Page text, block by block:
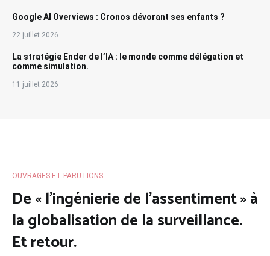
Google AI Overviews : Cronos dévorant ses enfants ?
22 juillet 2026
La stratégie Ender de l’IA : le monde comme délégation et
comme simulation.
11 juillet 2026
OUVRAGES ET PARUTIONS
De « l’ingénierie de l’assentiment » à
la globalisation de la surveillance.
Et retour.